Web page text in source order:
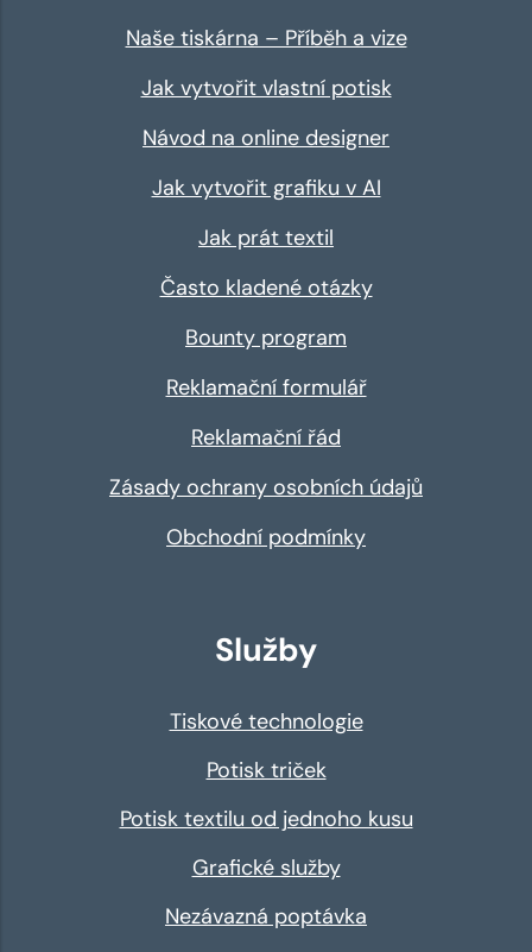
Naše tiskárna – Příběh a vize
Jak vytvořit vlastní potisk
Návod na online designer
Jak vytvořit grafiku v AI
Jak prát textil
Často kladené otázky
Bounty program
Reklamační formulář
Reklamační řád
Zásady ochrany osobních údajů
Obchodní podmínky
Služby
Tiskové technologie
Potisk triček
Potisk textilu od jednoho kusu
Grafické služby
Nezávazná poptávka